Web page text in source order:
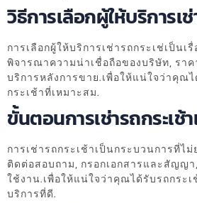
วิธีการเลือกผู้ให้บริการเ
การเลือกผู้ให้บริการเช่ารถกระเช่เป็น
พิจารณาความน่าเชื่อถือของบริษัท, ราค
บริการหลังการขาย.เพื่อให้แน่ใจว่าคุณ
กระเช้าที่เหมาะสม.
ขั้นตอนการเช่ารถกระเช้
การเช่ารถกระเช้าเป็นกระบวนการที่ไ
ติดต่อสอบถาม, กรอกเอกสารและสัญญ
ใช้งาน.เพื่อให้แน่ใจว่าคุณได้รับรถกระ
บริการที่ดี.